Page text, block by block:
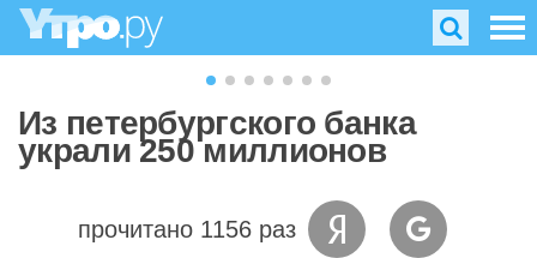
Из петербургского банка
украли 250 миллионов
прочитано 1156 раз